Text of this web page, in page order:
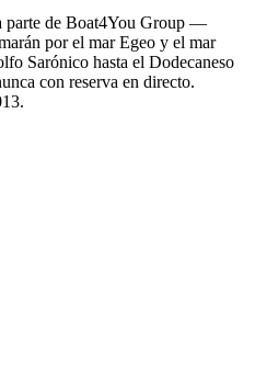
parte de Boat4You Group —
por el mar Egeo y el mar
Sarónico hasta el Dodecaneso
con reserva en directo.